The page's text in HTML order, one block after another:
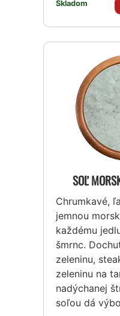
Skladom
SOĽ
Chrumkavé,
jemnou
každému
šmrnc.
zeleninu,
zeleninu na
nadýchanej
soľou dá